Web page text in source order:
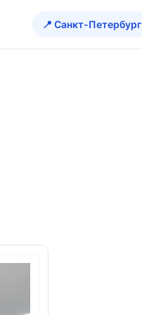
📍 Санкт-Петербург